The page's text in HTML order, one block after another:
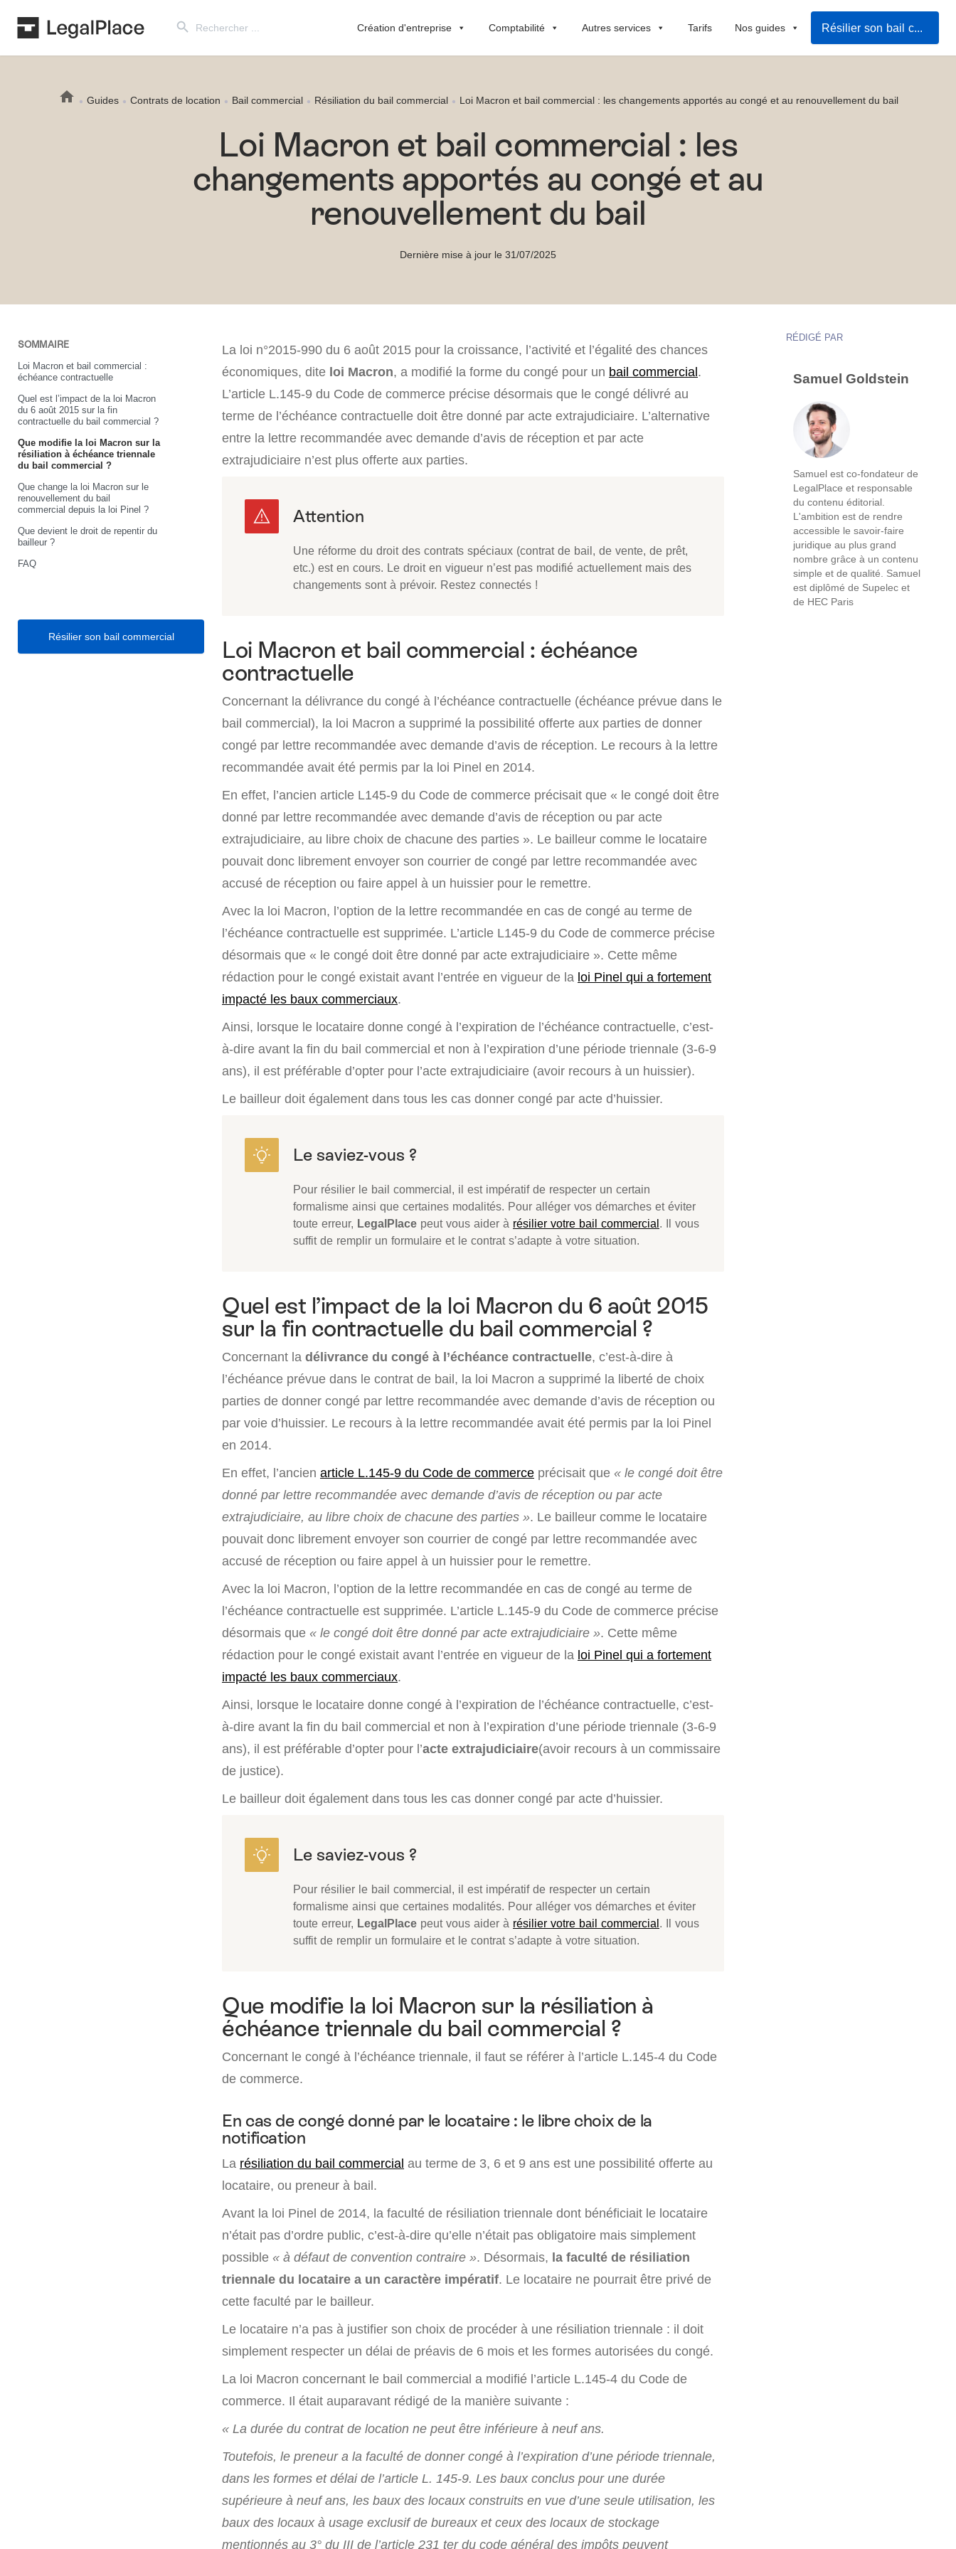
for:
Création d'entreprise Comptabilité Autres services Tarifs Nos guides Résilier son bail commercial
Guides Contrats de location Bail commercial Résiliation du bail commercial Loi Macron et bail commercial : les changements apportés au congé et au renouvellement du bail
Loi Macron et bail commercial : les
changements apportés au congé et au
renouvellement du bail
Dernière mise à jour le 31/07/2025
SOMMAIRE
Loi Macron et bail commercial :
échéance contractuelle
Quel est l’impact de la loi Macron
du 6 août 2015 sur la fin
contractuelle du bail commercial ?
Que modifie la loi Macron sur la
résiliation à échéance triennale
du bail commercial ?
Que change la loi Macron sur le
renouvellement du bail
commercial depuis la loi Pinel ?
Que devient le droit de repentir du
bailleur ?
FAQ
Résilier son bail commercial
La loi n°2015-990 du 6 août 2015 pour la croissance, l’activité et l’égalité des chances
économiques, dite loi Macron, a modifié la forme du congé pour un bail commercial.
L’article L.145-9 du Code de commerce précise désormais que le congé délivré au
terme de l’échéance contractuelle doit être donné par acte extrajudiciaire. L’alternative
entre la lettre recommandée avec demande d’avis de réception et par acte
extrajudiciaire n’est plus offerte aux parties.
Une réforme du droit des contrats spéciaux (contrat de bail, de vente, de prêt,
etc.) est en cours. Le droit en vigueur n’est pas modifié actuellement mais des
changements sont à prévoir. Restez connectés !
Loi Macron et bail commercial : échéance
contractuelle
Concernant la délivrance du congé à l’échéance contractuelle (échéance prévue dans le
bail commercial), la loi Macron a supprimé la possibilité offerte aux parties de donner
congé par lettre recommandée avec demande d’avis de réception. Le recours à la lettre
recommandée avait été permis par la loi Pinel en 2014.
En effet, l’ancien article L145-9 du Code de commerce précisait que « le congé doit être
donné par lettre recommandée avec demande d’avis de réception ou par acte
extrajudiciaire, au libre choix de chacune des parties ». Le bailleur comme le locataire
pouvait donc librement envoyer son courrier de congé par lettre recommandée avec
accusé de réception ou faire appel à un huissier pour le remettre.
Avec la loi Macron, l’option de la lettre recommandée en cas de congé au terme de
l’échéance contractuelle est supprimée. L’article L145-9 du Code de commerce précise
désormais que « le congé doit être donné par acte extrajudiciaire ». Cette même
rédaction pour le congé existait avant l’entrée en vigueur de la loi Pinel qui a fortement
impacté les baux commerciaux.
Ainsi, lorsque le locataire donne congé à l’expiration de l’échéance contractuelle, c’est-
à-dire avant la fin du bail commercial et non à l’expiration d’une période triennale (3-6-9
ans), il est préférable d’opter pour l’acte extrajudiciaire (avoir recours à un huissier).
Le bailleur doit également dans tous les cas donner congé par acte d’huissier.
Pour résilier le bail commercial, il est impératif de respecter un certain
formalisme ainsi que certaines modalités. Pour alléger vos démarches et éviter
toute erreur, LegalPlace peut vous aider à résilier votre bail commercial. Il vous
suffit de remplir un formulaire et le contrat s’adapte à votre situation.
Quel est l’impact de la loi Macron du 6 août 2015
sur la fin contractuelle du bail commercial ?
Concernant la délivrance du congé à l’échéance contractuelle, c’est-à-dire à
l’échéance prévue dans le contrat de bail, la loi Macron a supprimé la liberté de choix
parties de donner congé par lettre recommandée avec demande d’avis de réception ou
par voie d’huissier. Le recours à la lettre recommandée avait été permis par la loi Pinel
en 2014.
En effet, l’ancien article L.145-9 du Code de commerce précisait que « le congé doit être
donné par lettre recommandée avec demande d’avis de réception ou par acte
extrajudiciaire, au libre choix de chacune des parties ». Le bailleur comme le locataire
pouvait donc librement envoyer son courrier de congé par lettre recommandée avec
accusé de réception ou faire appel à un huissier pour le remettre.
Avec la loi Macron, l’option de la lettre recommandée en cas de congé au terme de
l’échéance contractuelle est supprimée. L’article L.145-9 du Code de commerce précise
désormais que « le congé doit être donné par acte extrajudiciaire ». Cette même
rédaction pour le congé existait avant l’entrée en vigueur de la loi Pinel qui a fortement
impacté les baux commerciaux.
Ainsi, lorsque le locataire donne congé à l’expiration de l’échéance contractuelle, c’est-
à-dire avant la fin du bail commercial et non à l’expiration d’une période triennale (3-6-9
ans), il est préférable d’opter pour l’acte extrajudiciaire(avoir recours à un commissaire
de justice).
Le bailleur doit également dans tous les cas donner congé par acte d’huissier.
Pour résilier le bail commercial, il est impératif de respecter un certain
formalisme ainsi que certaines modalités. Pour alléger vos démarches et éviter
toute erreur, LegalPlace peut vous aider à résilier votre bail commercial. Il vous
suffit de remplir un formulaire et le contrat s’adapte à votre situation.
Que modifie la loi Macron sur la résiliation à
échéance triennale du bail commercial ?
Concernant le congé à l’échéance triennale, il faut se référer à l’article L.145-4 du Code
de commerce.
En cas de congé donné par le locataire : le libre choix de la
notification
La résiliation du bail commercial au terme de 3, 6 et 9 ans est une possibilité offerte au
locataire, ou preneur à bail.
Avant la loi Pinel de 2014, la faculté de résiliation triennale dont bénéficiait le locataire
n’était pas d’ordre public, c’est-à-dire qu’elle n’était pas obligatoire mais simplement
possible « à défaut de convention contraire ». Désormais, la faculté de résiliation
triennale du locataire a un caractère impératif. Le locataire ne pourrait être privé de
cette faculté par le bailleur.
Le locataire n’a pas à justifier son choix de procéder à une résiliation triennale : il doit
simplement respecter un délai de préavis de 6 mois et les formes autorisées du congé.
La loi Macron concernant le bail commercial a modifié l’article L.145-4 du Code de
commerce. Il était auparavant rédigé de la manière suivante :
« La durée du contrat de location ne peut être inférieure à neuf ans.
Toutefois, le preneur a la faculté de donner congé à l’expiration d’une période triennale,
dans les formes et délai de l’article L. 145-9. Les baux conclus pour une durée
supérieure à neuf ans, les baux des locaux construits en vue d’une seule utilisation, les
baux des locaux à usage exclusif de bureaux et ceux des locaux de stockage
mentionnés au 3° du III de l’article 231 ter du code général des impôts peuvent
RÉDIGÉ PAR
Samuel Goldstein
Samuel est co-fondateur de
LegalPlace et responsable
du contenu éditorial.
L'ambition est de rendre
accessible le savoir-faire
juridique au plus grand
nombre grâce à un contenu
simple et de qualité. Samuel
est diplômé de Supelec et
de HEC Paris